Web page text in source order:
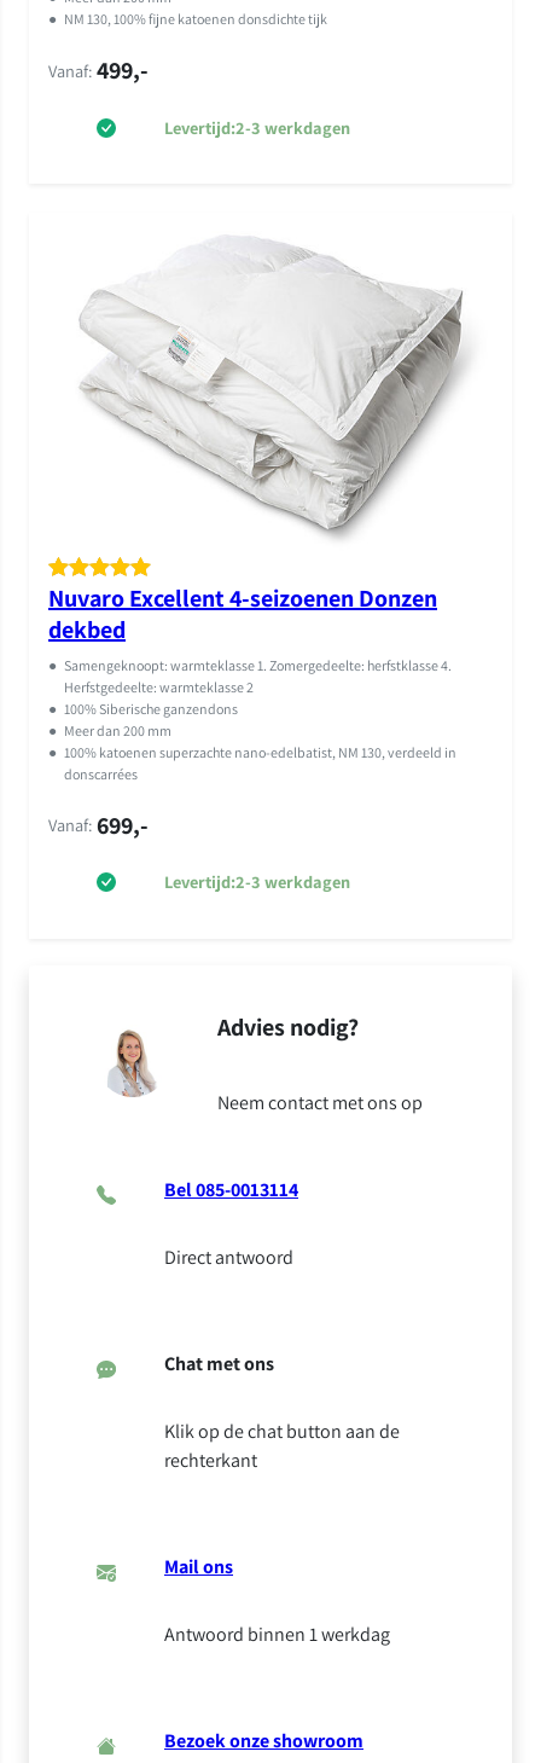
opklant
n
● NM 130, 100% fijne katoenen donsdichte tijk
Vanaf: 499,-
Levertijd:2-3 werkdagen
Gewaardeer
d5.00op 5
op
2
klant
waarderinge
Nuvaro Excellent 4-seizoenen Donzen
dekbed
● Samengeknoopt: warmteklasse 1. Zomergedeelte: herfstklasse 4.
Herfstgedeelte: warmteklasse 2
● 100% Siberische ganzendons
● Meer dan 200 mm
● 100% katoenen superzachte nano-edelbatist, NM 130, verdeeld in
donscarrées
Vanaf: 699,-
Levertijd:2-3 werkdagen
Advies nodig?
Neem contact met ons op
Bel 085-0013114
Direct antwoord
Chat met ons
Klik op de chat button aan de
rechterkant
Mail ons
Antwoord binnen 1 werkdag
Bezoek onze showroom